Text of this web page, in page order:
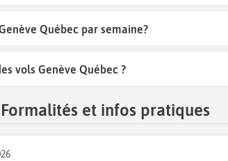
Québec par semaine?
vols Genève Québec ?
et infos pratiques